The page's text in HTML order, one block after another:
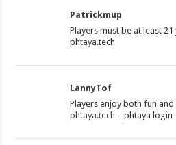
Patrickmup
Players must be at least
phtaya.tech
LannyTof
Players enjoy both fun
phtaya.tech – phtaya login